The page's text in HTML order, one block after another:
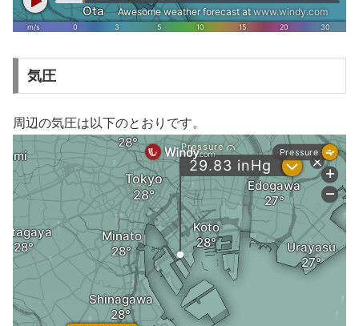
気圧
周辺の気圧は以下のとおりです。